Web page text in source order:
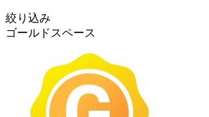
絞り込み
ゴールドスペース